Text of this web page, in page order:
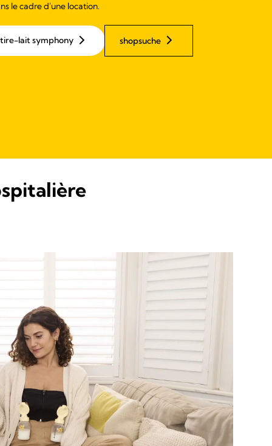
le cadre d'une location.
tire-lait symphony
shopsuche